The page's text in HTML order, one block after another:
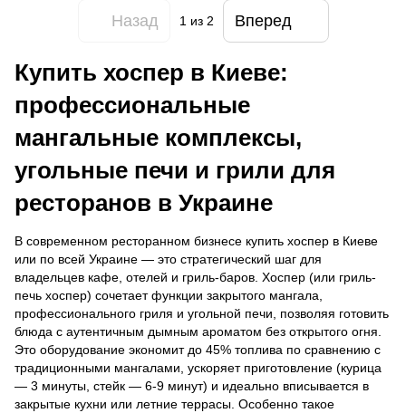
Назад 1из 2 Вперед
Купить хоспер в Киеве:
профессиональные
мангальные комплексы,
угольные печи и грили для
ресторанов в Украине
В современном ресторанном бизнесе купить хоспер в Киеве
или по всей Украине — это стратегический шаг для
владельцев кафе, отелей и гриль-баров. Хоспер (или гриль-
печь хоспер) сочетает функции закрытого мангала,
профессионального гриля и угольной печи, позволяя готовить
блюда с аутентичным дымным ароматом без открытого огня.
Это оборудование экономит до 45% топлива по сравнению с
традиционными мангалами, ускоряет приготовление (курица
— 3 минуты, стейк — 6-9 минут) и идеально вписывается в
закрытые кухни или летние террасы. Особенно такое